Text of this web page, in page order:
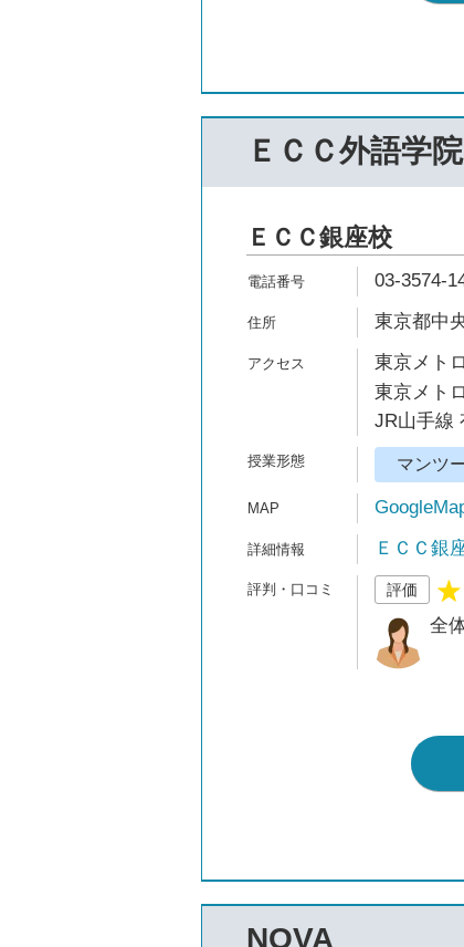
ＥＣＣ外語学院
ＥＣＣ銀座校
03-3574-
東京都中
東京メト
東京メト
JR山手線
マンツ
ＥＣＣ銀
評価
全
NOVA